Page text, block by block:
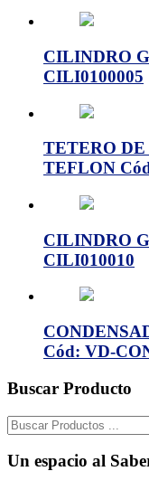
CILINDRO
CILI0100005
TETERO
TEFLON
CILINDRO
CILI010010
Cód: VD-
Buscar Producto
Buscar:
Un espacio al